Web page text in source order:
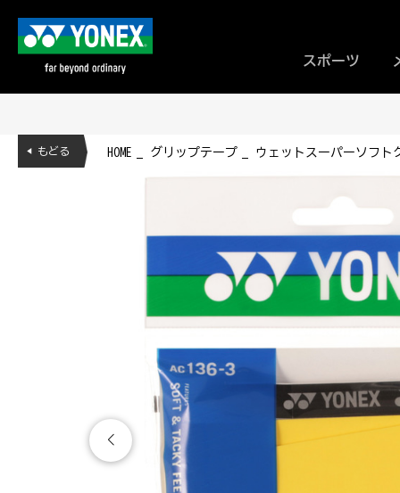
スポーツ
HOME グリップテープ ウェットスーパーソフト
◀ もどる